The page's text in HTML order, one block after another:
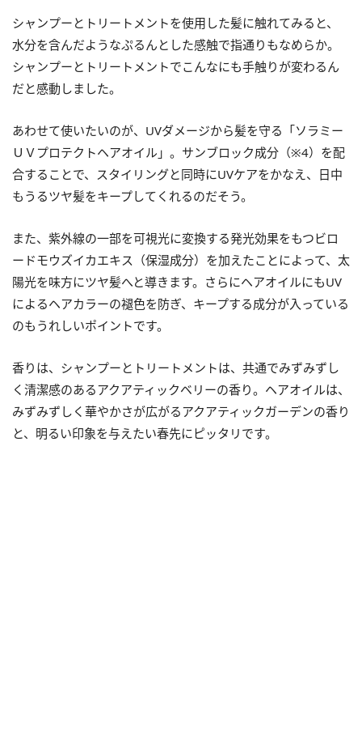
シャンプーとトリートメントを使用した髪に触れてみると、
水分を含んだようなぷるんとした感触で指通りもなめらか。
シャンプーとトリートメントでこんなにも手触りが変わるん
だと感動しました。
あわせて使いたいのが、UVダメージから髪を守る「ソラミー
ＵＶプロテクトヘアオイル」。サンブロック成分（※4）を配
合することで、スタイリングと同時にUVケアをかなえ、日中
もうるツヤ髪をキープしてくれるのだそう。
また、紫外線の一部を可視光に変換する発光効果をもつビロ
ードモウズイカエキス（保湿成分）を加えたことによって、太
陽光を味方にツヤ髪へと導きます。さらにヘアオイルにもUV
によるヘアカラーの褪色を防ぎ、キープする成分が入っている
のもうれしいポイントです。
香りは、シャンプーとトリートメントは、共通でみずみずし
く清潔感のあるアクアティックベリーの香り。ヘアオイルは、
みずみずしく華やかさが広がるアクアティックガーデンの香り
と、明るい印象を与えたい春先にピッタリです。